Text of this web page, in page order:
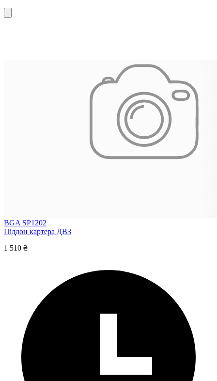
BGA SP1202
Піддон картера ДВЗ
1 510 ₴